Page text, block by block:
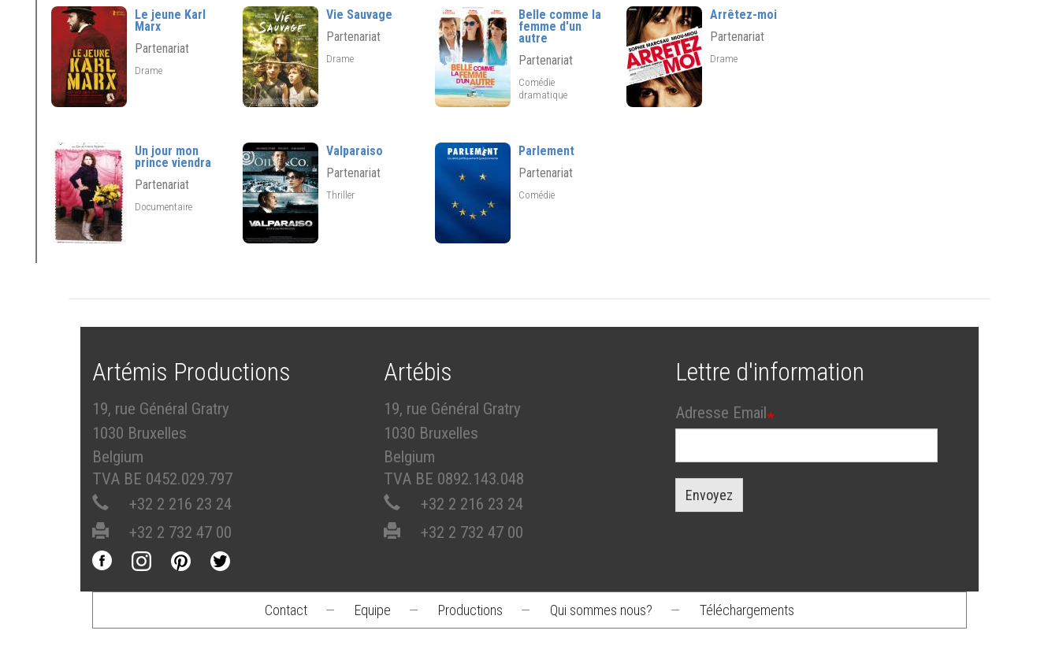
Le jeune Karl
Marx
Partenariat
Drame
Vie Sauvage
Partenariat
Drame
Belle comme la
femme d'un
autre
Partenariat
Comédie
dramatique
Arrêtez-moi
Partenariat
Drame
Un jour mon
prince viendra
Partenariat
Documentaire
Valparaiso
Partenariat
Thriller
Parlement
Partenariat
Comédie
Artémis Productions
19, rue Général Gratry
1030 Bruxelles
Belgium
TVA BE 0452.029.797
+32 2 216 23 24
+32 2 732 47 00
Artébis
19, rue Général Gratry
1030 Bruxelles
Belgium
TVA BE 0892.143.048
+32 2 216 23 24
+32 2 732 47 00
Lettre d'information
Adresse Email
Envoyez
Footer
Contact — Equipe — Productions — Qui sommes nous? — Téléchargements